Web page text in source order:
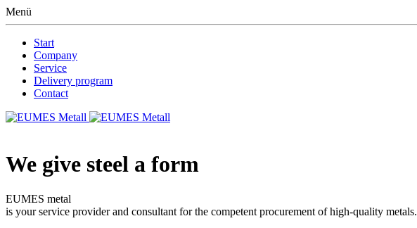
Menü
Start
Company
Service
Delivery program
Contact
We give steel a form
EUMES metal
is your service provider and consultant for the competent procurement of high-quality metals.